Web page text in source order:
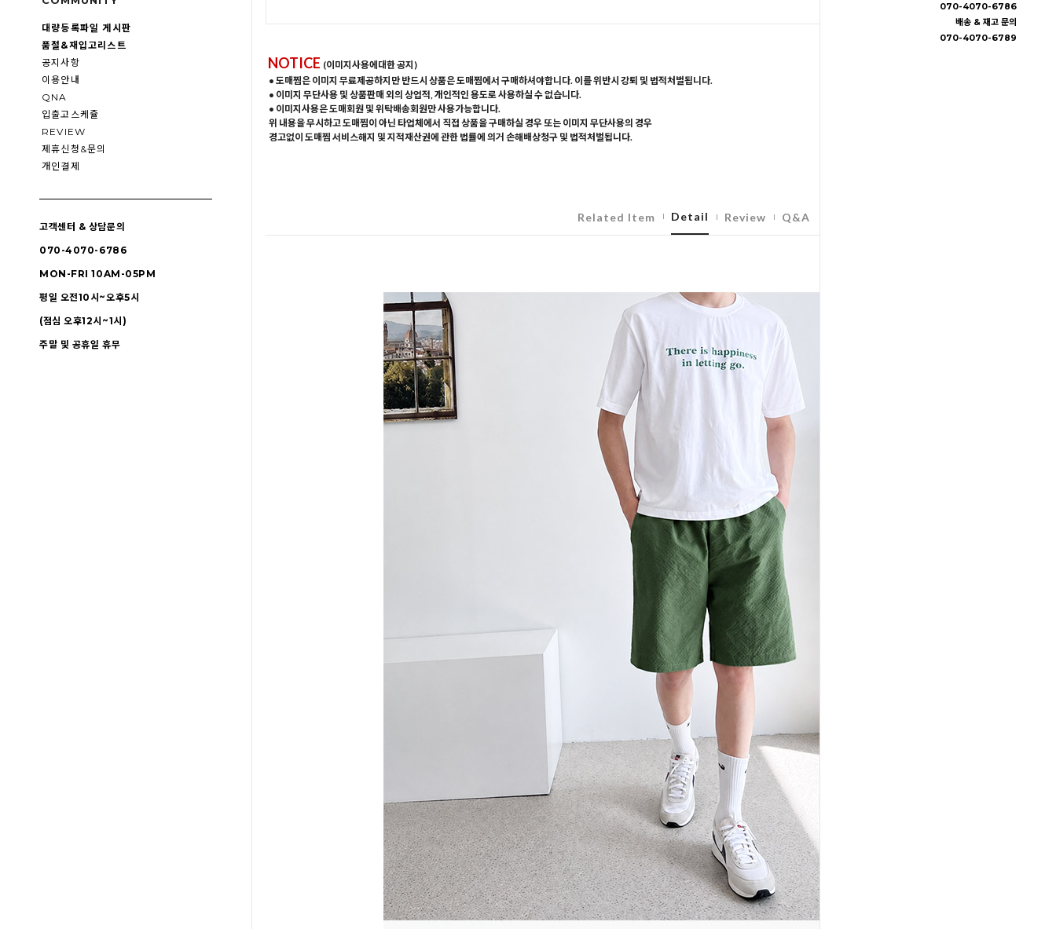
대량등록파일 게시판
품절&재입고리스트
공지사항
이용안내
QNA
입출고스케쥴
REVIEW
제휴신청&문의
개인결제
고객센터 & 상담문의
070-4070-6786
MON-FRI 10AM-05PM
평일 오전10시~오후5시
(점심 오후12시~1시)
주말 및 공휴일 휴무
070-4070-6786
배송 & 재고 문의
070-4070-6789
NOTICE (이미지사용에대한 공지)
• 도매찜은 이미지 무료제공하지만 반드시 상품은 도매찜에서 구매하셔야합니다. 이를 위반시 강퇴 및 법적처벌됩니다.
• 이미지 무단사용 및 상품판매 외의 상업적, 개인적인 용도로 사용하실 수 없습니다.
• 이미지사용은 도매회원 및 위탁배송회원만 사용가능합니다.
위 내용을 무시하고 도매찜이 아닌 타업체에서 직접 상품을 구매하실 경우 또는 이미지 무단사용의 경우
경고없이 도매찜 서비스해지 및 지적재산권에 관한 법률에 의거 손해배상청구 및 법적처벌됩니다.
Related Item Detail Review Q&A